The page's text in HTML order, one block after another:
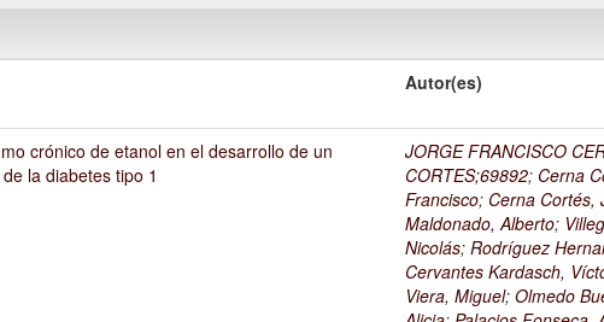
Autor(es)
crónico de etanol en el desarrollo de un
la diabetes tipo 1
JORGE FRANCISCO
CORTES;69892; Cerna
Francisco; Cerna Cortés,
Maldonado, Alberto;
Nicolás;Rodríguez
Cervantes Kardasch,
Viera, Miguel;Olmedo